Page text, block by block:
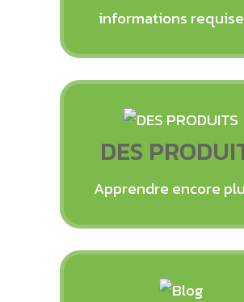
informations
DES
Apprendre encore